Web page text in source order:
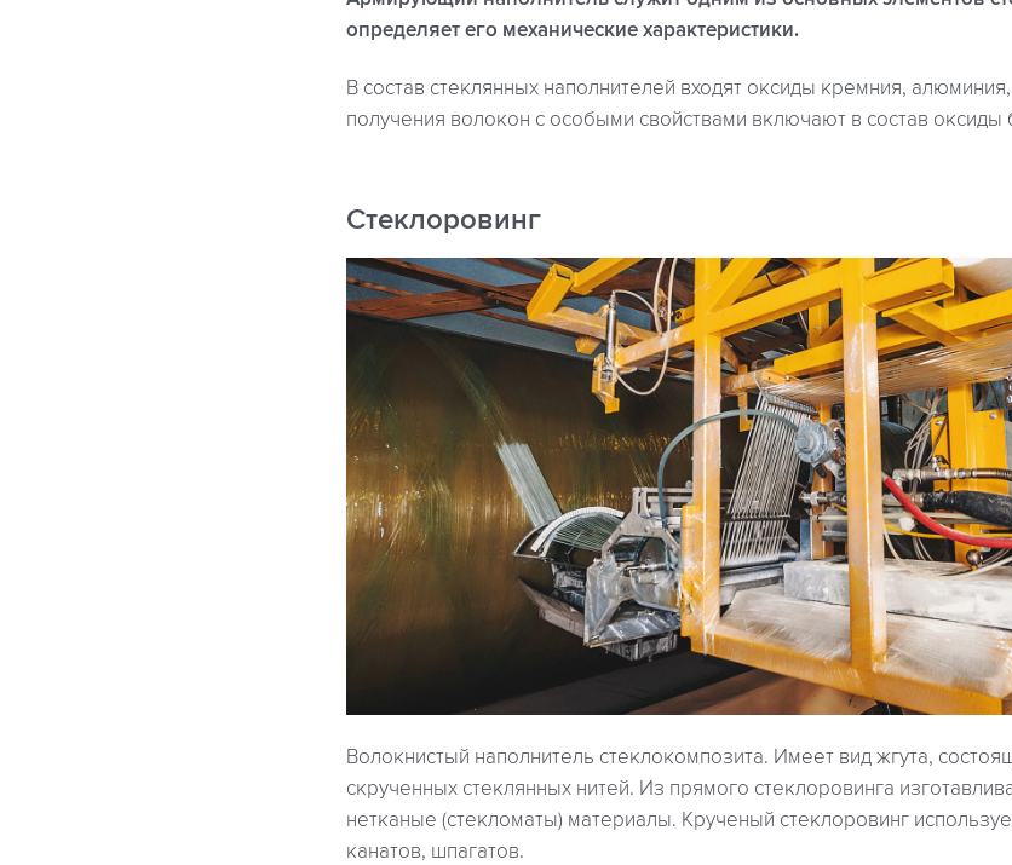
определяет его механические характеристики.
В состав стеклянных наполнителей входят оксиды кремния,
получения волокон с особыми свойствами включают в состав оксиды
Стеклоровинг
Волокнистый наполнитель стеклокомпозита. Имеет вид жгута,
скрученных стеклянных нитей. Из прямого стеклоровинга
нетканые (стекломаты) материалы. Крученый стеклоровинг
канатов, шпагатов.